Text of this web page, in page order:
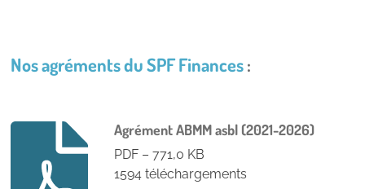
Nos agréments du SPF Finances:
Agrément ABMM asbl (2021-2026)
PDF – 771,0 KB
1594 téléchargements